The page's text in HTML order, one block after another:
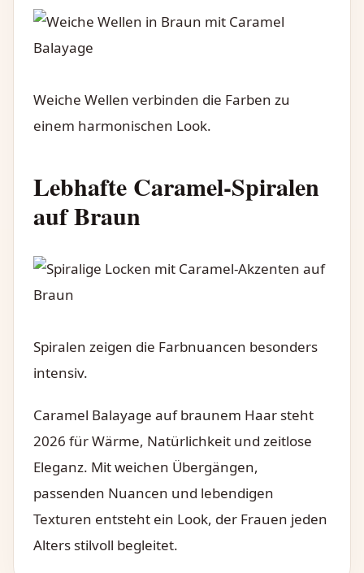
Weiche Wellen verbinden die Farben zu
einem harmonischen Look.
Lebhafte Caramel-Spiralen
auf Braun
Spiralen zeigen die Farbnuancen besonders
intensiv.
Caramel Balayage auf braunem Haar steht
2026 für Wärme, Natürlichkeit und zeitlose
Eleganz. Mit weichen Übergängen,
passenden Nuancen und lebendigen
Texturen entsteht ein Look, der Frauen jeden
Alters stilvoll begleitet.